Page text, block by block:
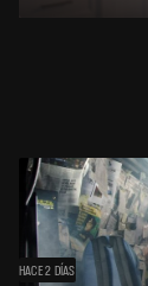
HACE 2 DÍAS